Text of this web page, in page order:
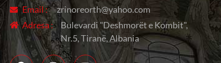
Email :
zrinoreorth@yahoo.com
Adresa :
Bulevardi "Deshmorët e Kombit",
Nr.5, Tiranë, Albania